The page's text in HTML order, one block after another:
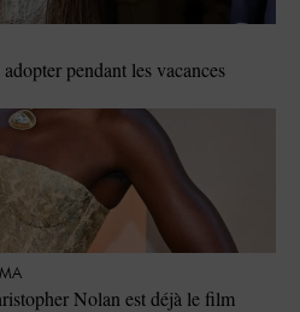
pendant les vacances
Nolan est déjà le film